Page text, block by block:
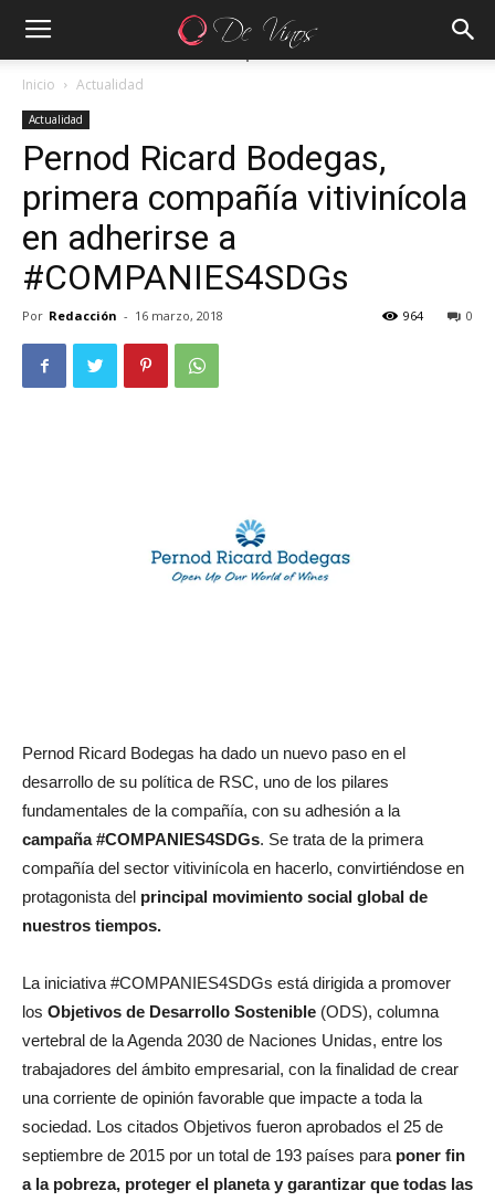
Inicio Actualidad
Actualidad
Pernod Ricard Bodegas,
primera compañía vitivinícola
en adherirse a
#COMPANIES4SDGs
Por Redacción - 16 marzo, 2018 0
964
Pernod Ricard Bodegas ha dado un nuevo paso en el
desarrollo de su política de RSC, uno de los pilares
fundamentales de la compañía, con su adhesión a la
campaña #COMPANIES4SDGs. Se trata de la primera
compañía del sector vitivinícola en hacerlo, convirtiéndose en
protagonista del principal movimiento social global de
nuestros tiempos.
La iniciativa #COMPANIES4SDGs está dirigida a promover
los Objetivos de Desarrollo Sostenible (ODS), columna
vertebral de la Agenda 2030 de Naciones Unidas, entre los
trabajadores del ámbito empresarial, con la finalidad de crear
una corriente de opinión favorable que impacte a toda la
sociedad. Los citados Objetivos fueron aprobados el 25 de
septiembre de 2015 por un total de 193 países para poner fin
a la pobreza, proteger el planeta y garantizar que todas las